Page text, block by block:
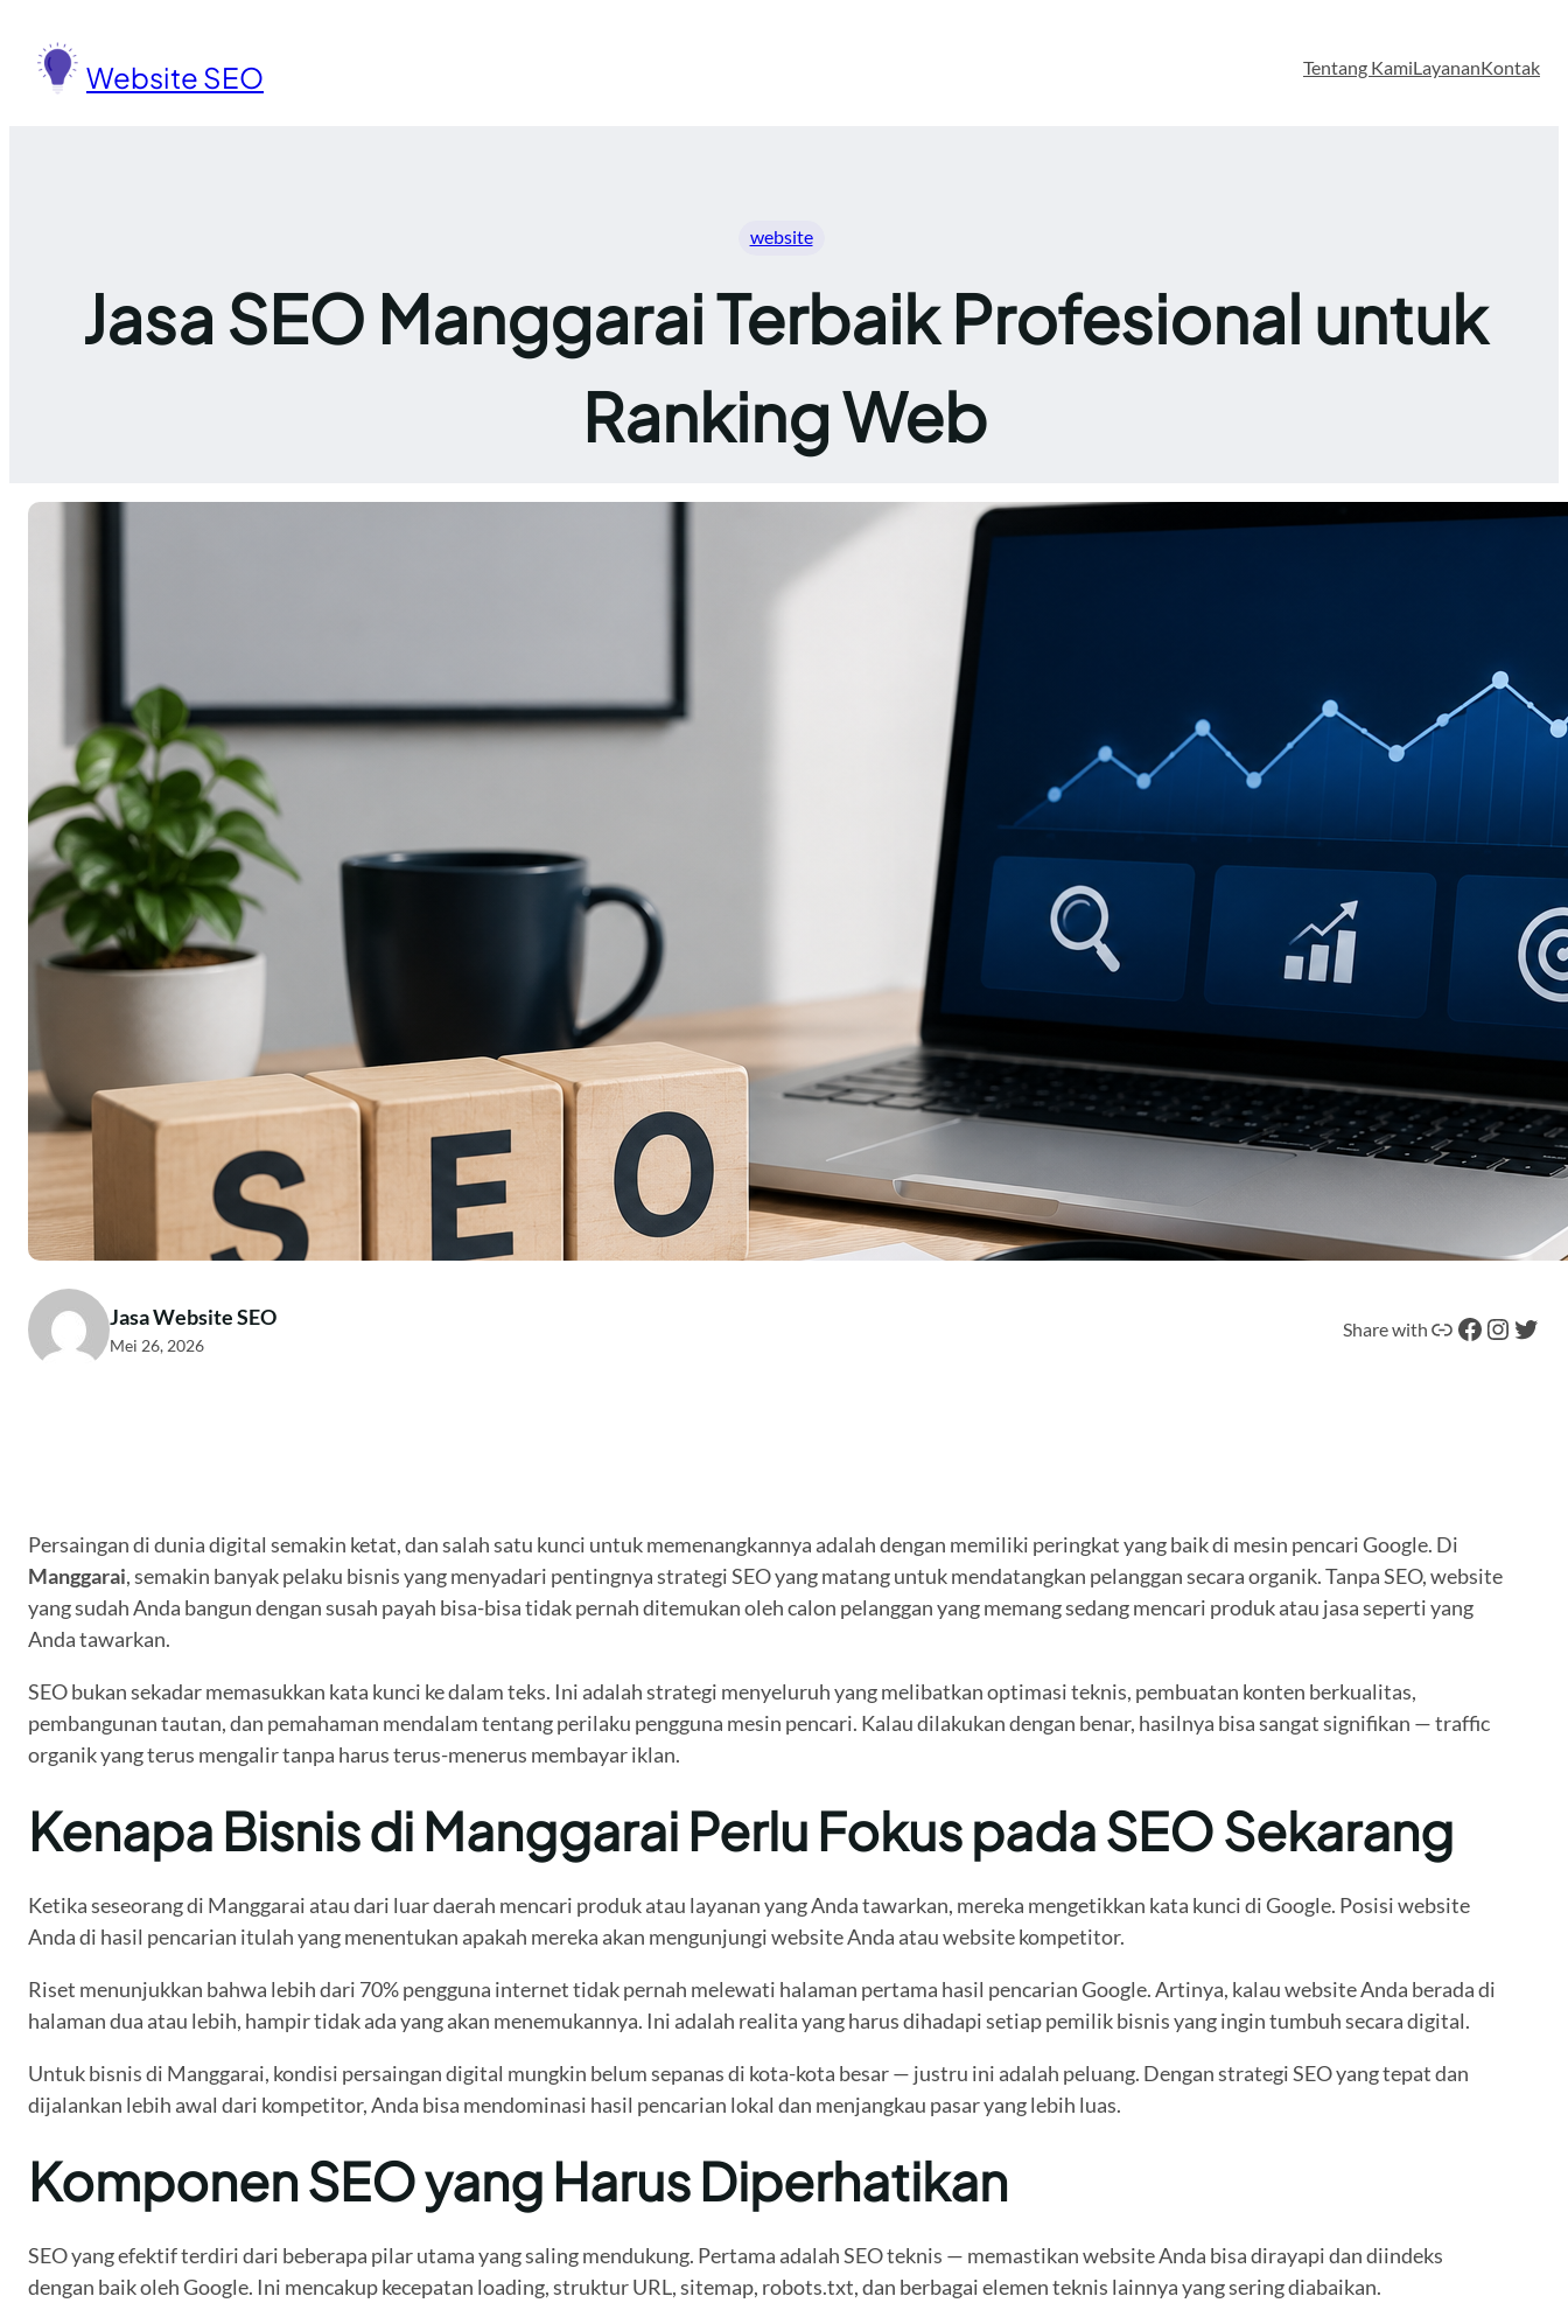
konten
Website SEO Tentang KamiLayananKontak
website
Jasa SEO Manggarai Terbaik Profesional untuk
Ranking Web
Jasa Website SEO
Mei 26, 2026
Share with Tautan Facebook Instagram Twitter
Persaingan di dunia digital semakin ketat, dan salah satu kunci untuk memenangkannya adalah dengan memiliki peringkat yang baik di mesin pencari Google. Di
Manggarai, semakin banyak pelaku bisnis yang menyadari pentingnya strategi SEO yang matang untuk mendatangkan pelanggan secara organik. Tanpa SEO, website
yang sudah Anda bangun dengan susah payah bisa-bisa tidak pernah ditemukan oleh calon pelanggan yang memang sedang mencari produk atau jasa seperti yang
Anda tawarkan.
SEO bukan sekadar memasukkan kata kunci ke dalam teks. Ini adalah strategi menyeluruh yang melibatkan optimasi teknis, pembuatan konten berkualitas,
pembangunan tautan, dan pemahaman mendalam tentang perilaku pengguna mesin pencari. Kalau dilakukan dengan benar, hasilnya bisa sangat signifikan — traffic
organik yang terus mengalir tanpa harus terus-menerus membayar iklan.
Kenapa Bisnis di Manggarai Perlu Fokus pada SEO Sekarang
Ketika seseorang di Manggarai atau dari luar daerah mencari produk atau layanan yang Anda tawarkan, mereka mengetikkan kata kunci di Google. Posisi website
Anda di hasil pencarian itulah yang menentukan apakah mereka akan mengunjungi website Anda atau website kompetitor.
Riset menunjukkan bahwa lebih dari 70% pengguna internet tidak pernah melewati halaman pertama hasil pencarian Google. Artinya, kalau website Anda berada di
halaman dua atau lebih, hampir tidak ada yang akan menemukannya. Ini adalah realita yang harus dihadapi setiap pemilik bisnis yang ingin tumbuh secara digital.
Untuk bisnis di Manggarai, kondisi persaingan digital mungkin belum sepanas di kota-kota besar — justru ini adalah peluang. Dengan strategi SEO yang tepat dan
dijalankan lebih awal dari kompetitor, Anda bisa mendominasi hasil pencarian lokal dan menjangkau pasar yang lebih luas.
Komponen SEO yang Harus Diperhatikan
SEO yang efektif terdiri dari beberapa pilar utama yang saling mendukung. Pertama adalah SEO teknis — memastikan website Anda bisa dirayapi dan diindeks
dengan baik oleh Google. Ini mencakup kecepatan loading, struktur URL, sitemap, robots.txt, dan berbagai elemen teknis lainnya yang sering diabaikan.